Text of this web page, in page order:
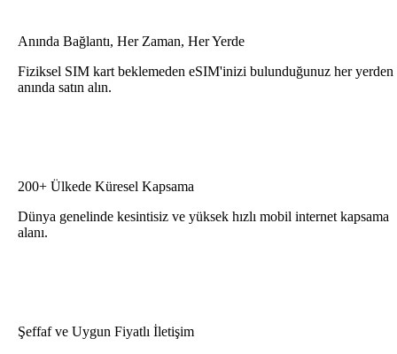
Anında Bağlantı, Her Zaman, Her Yerde
Fiziksel SIM kart beklemeden eSIM'inizi bulunduğunuz her yerden
anında satın alın.
200+ Ülkede Küresel Kapsama
Dünya genelinde kesintisiz ve yüksek hızlı mobil internet kapsama
alanı.
Şeffaf ve Uygun Fiyatlı İletişim